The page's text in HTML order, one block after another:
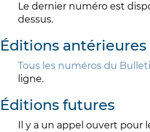
Le dernier numéro est
dessus.
Éditions antérieures
Tous les numéros du
ligne.
Éditions futures
Il y a un appel ouvert pour